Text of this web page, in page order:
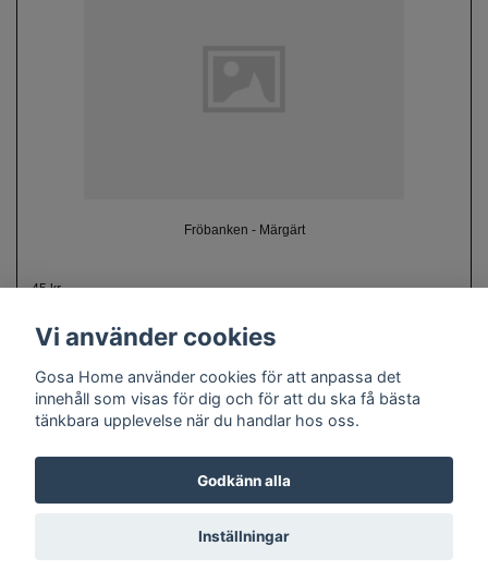
Fröbanken - Märgärt
45 kr
© Copyright 2026 Gosa Home
Vi använder cookies
Gosa Home använder cookies för att anpassa det
innehåll som visas för dig och för att du ska få bästa
tänkbara upplevelse när du handlar hos oss.
Godkänn alla
Inställningar